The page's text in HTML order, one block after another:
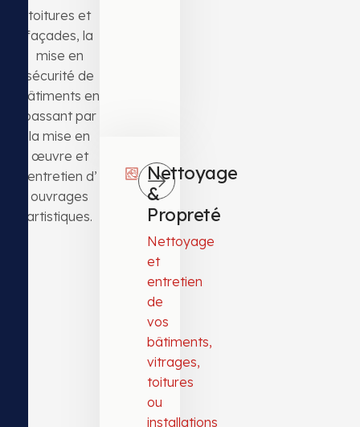
toitures et
façades, la
mise en
sécurité de
bâtiments en
passant par
la mise en
œuvre et
l’entretien d’
ouvrages
artistiques.
Nettoyage
&
Propreté
Nettoyage
et
entretien
de
vos
bâtiments,
vitrages,
toitures
ou
installations